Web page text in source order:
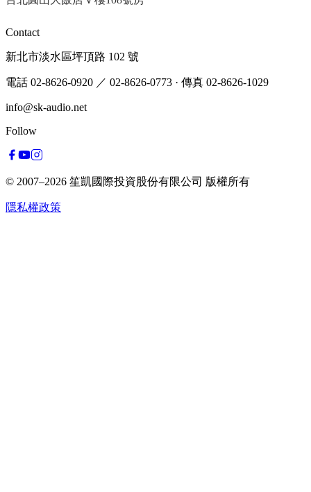
Contact
新北市淡水區坪頂路 102 號
電話 02-8626-0920 ／ 02-8626-0773 · 傳真 02-8626-1029
info@sk-audio.net
Follow
© 2007–2026 笙凱國際投資股份有限公司 版權所有
隱私權政策